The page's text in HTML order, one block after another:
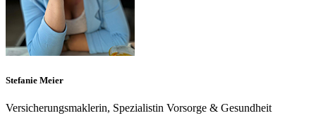
Stefanie Meier
Versicherungsmaklerin, Spezialistin Vorsorge & Gesundheit